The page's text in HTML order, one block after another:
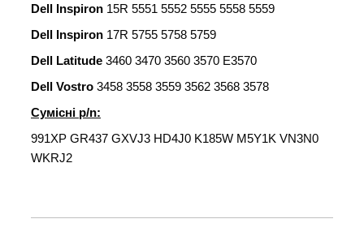
Dell Inspiron 15R 5551 5552 5555 5558 5559
Dell Inspiron 17R 5755 5758 5759
Dell Latitude 3460 3470 3560 3570 E3570
Dell Vostro 3458 3558 3559 3562 3568 3578
Сумісні p/n:
991XP GR437 GXVJ3 HD4J0 K185W M5Y1K VN3N0
WKRJ2